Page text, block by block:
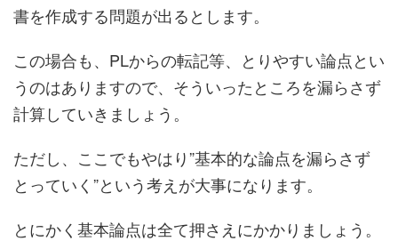
書を作成する問題が出るとします。
この場合も、PLからの転記等、とりやすい論点とい
うのはありますので、そういったところを漏らさず
計算していきましょう。
ただし、ここでもやはり”基本的な論点を漏らさず
とっていく”という考えが大事になります。
とにかく基本論点は全て押さえにかかりましょう。